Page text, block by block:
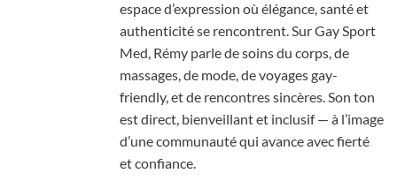
espace d’expression où élégance, santé et
authenticité se rencontrent. Sur Gay Sport
Med, Rémy parle de soins du corps, de
massages, de mode, de voyages gay-
friendly, et de rencontres sincères. Son ton
est direct, bienveillant et inclusif — à l’image
d’une communauté qui avance avec fierté
et confiance.